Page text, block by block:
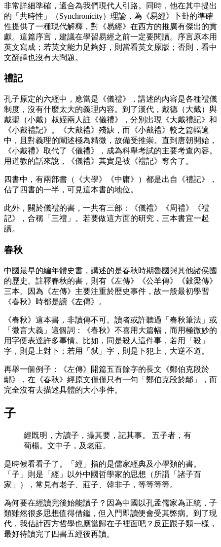
非常詳細準確，適合為我們現代人引路。同時，他在其中提出
的「共時性」（Synchronicity）理論，為《易經》卜卦的準確
性提供了一種現代解釋，對《易經》在西方的推廣有傑出的貢
獻。這篇序言，建議在學習易經之前一定要閱讀。序言原本用
英文寫成；若英文能力足夠好，則當看英文原版；否則，看中
文翻譯也沒有大問題。
禮記
孔子原定的六經中，應當是《儀禮》，講述的內容是各種禮儀
制度，沒有什麼太大的義理內容。到了漢代，戴德（大戴）與
戴聖（小戴）叔姪兩人註《儀禮》，分別出現《大戴禮記》和
《小戴禮記》。《大戴禮》殘缺，而《小戴禮》較之篇幅適
中，且對義理的闡述極為精微，故備受推崇。直到唐朝開始，
《小戴禮》取代了《儀禮》，成為科舉考試的主要考查內容。
用道教的話來說，《儀禮》其實是被《禮記》奪舍了。
四書中，有兩部書（《大學》《中庸》）都是出自《禮記》，
佔了四書的一半，可見這本書的地位。
此外，關於儀禮的書，一共有三部：《儀禮》《周禮》《禮
記》，合稱「三禮」。若要做這方面的研究，三本書宜一起
讀。
春秋
中國最早的編年體史書，講述的是春秋時期魯國與其他諸侯國
的歷史。註釋春秋的書，則有《左傳》《公羊傳》《穀梁傳》
三本。因為《左傳》主要注重於歷史事件，故一般最初學習
《春秋》時都是讀《左傳》。
《春秋》這本書，非讀傳不可。讀者或許聽過「春秋筆法」或
「微言大義」這個詞：《春秋》不喜用大篇幅，而用極微妙的
用字便表達許多事情。比如，同是殺人這件事，若用「殺」
字，則是上對下；若用「弑」字，則是下犯上，大逆不道。
再舉一個例子：《左傳》開篇五百餘字的長文《鄭伯克段於
鄢》，在《春秋》經原文僅僅只有一句「鄭伯克段於鄢」，而
完全沒有去描述具體的大小事件。
子
經既明，方讀子，撮其要，記其事。 五子者，有
荀楊。文中子，及老莊。
是時候看看子了。「經」指的是儒家經典及小學類的書。
「子」則是「經」以外中國哲學家的思想（所謂「諸子百
家」），常見有老子、莊子、韓非子，等等等等。
為何要在經讀完後始能讀子？因為中國以孔孟儒家為正統，子
類雖然很多思想值得借鑑，但入門即讀便會受其弊病。到了現
代，我估計西方哲學也應當歸在子裡面吧？反正跟子類一樣，
最好待讀完了四書五經後再讀。